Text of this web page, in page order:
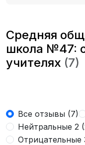
Средняя
школа №47:
учителях (7)
Все отзывы (7)
Нейтральные 2
Отрицательные